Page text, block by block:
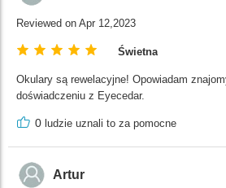
Reviewed on Apr 12,2023
Świetna
Okulary są rewelacyjne! Opowiadam
doświadczeniu z Eyecedar.
0 ludzie uznali to za pomocne
Artur